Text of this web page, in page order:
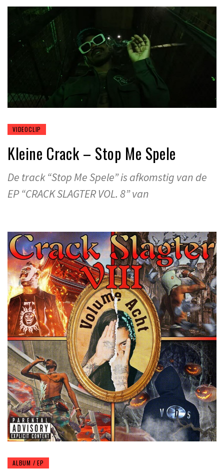
VIDEOCLIP
Kleine Crack – Stop Me Spele
De track “Stop Me Spele” is afkomstig van de
EP “CRACK SLAGTER VOL. 8” van
ALBUM / EP